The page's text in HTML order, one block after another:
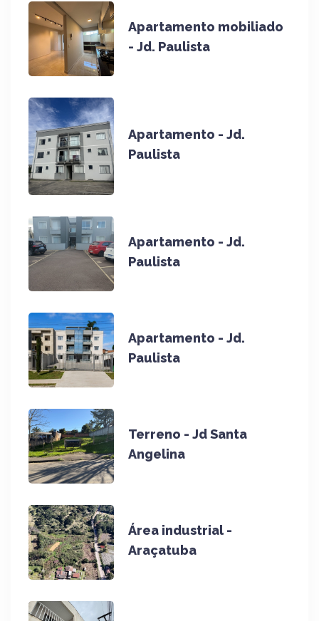
Apartamento mobiliado
- Jd. Paulista
Apartamento - Jd.
Paulista
Apartamento - Jd.
Paulista
Apartamento - Jd.
Paulista
Terreno - Jd Santa
Angelina
Área industrial -
Araçatuba